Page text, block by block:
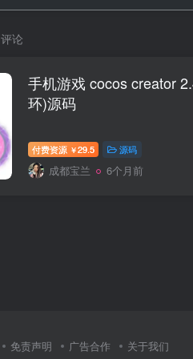
评论
手机游戏 cocos creator
环)源码
付费资源 ￥29.5 源码
成都宝兰 6个月前
免责声明 广告合作 关于我们